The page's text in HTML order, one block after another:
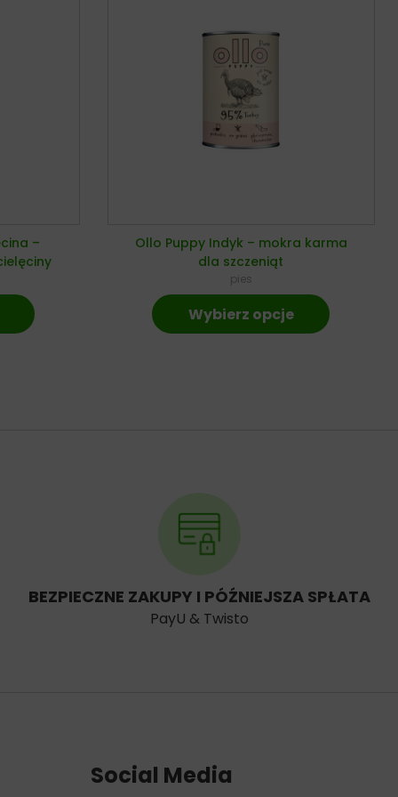
–
Ollo Puppy Indyk – mokra karma
dla szczeniąt
pies
Wybierz opcje
BEZPIECZNE ZAKUPY I PÓŹNIEJSZA SPŁATA
PayU & Twisto
Social Media